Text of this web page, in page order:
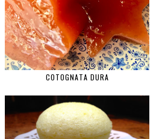
COTOGNATA DURA